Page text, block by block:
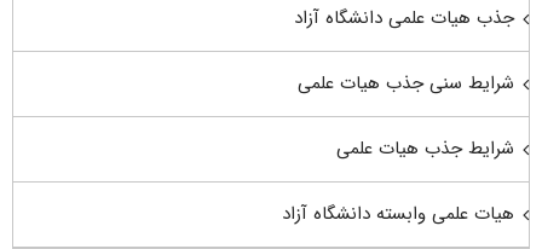
جذب هیات علمی دانشگاه آزاد
شرایط سنی جذب هیات علمی
شرایط جذب هیات علمی
هیات علمی وابسته دانشگاه آزاد